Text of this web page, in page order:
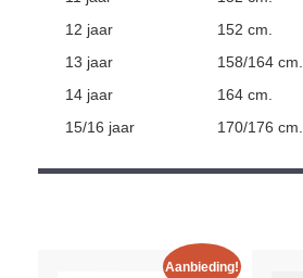
12 jaar
152 cm.
13 jaar
158/164 cm.
14 jaar
164 cm.
15/16 jaar
170/176 cm.
Aanbieding!